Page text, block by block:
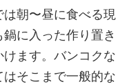
朝〜昼に食べる現
に入った作り置き
ます。バンコクな
そこまで一般的な